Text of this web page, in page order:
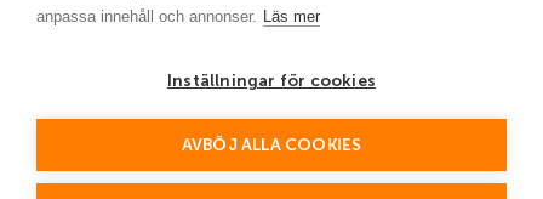
anpassa innehåll och annonser. Läs mer
Inställningar för cookies
AVBÖJ ALLA COOKIES
This site is protected by reCAPTCHA and the Google
Policy and Terms of Service apply.